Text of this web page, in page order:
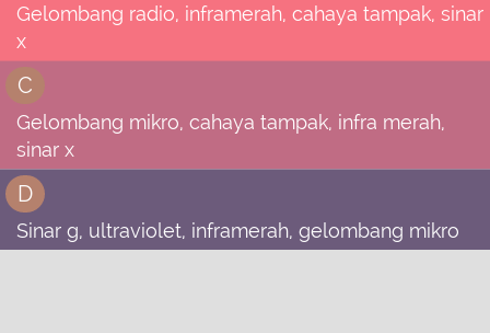
Gelombang radio, inframerah, cahaya tampak, sinar
x
C
Gelombang mikro, cahaya tampak, infra merah,
sinar x
D
Sinar g, ultraviolet, inframerah, gelombang mikro